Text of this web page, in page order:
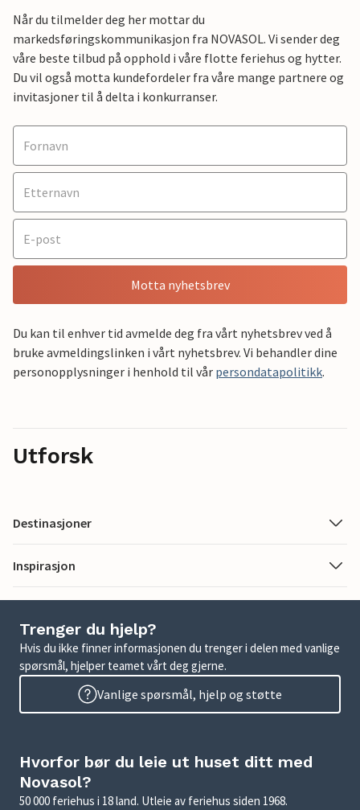
Når du tilmelder deg her mottar du
markedsføringskommunikasjon fra NOVASOL. Vi sender deg
våre beste tilbud på opphold i våre flotte feriehus og hytter.
Du vil også motta kundefordeler fra våre mange partnere og
invitasjoner til å delta i konkurranser.
Motta nyhetsbrev
Du kan til enhver tid avmelde deg fra vårt nyhetsbrev ved å
bruke avmeldingslinken i vårt nyhetsbrev. Vi behandler dine
personopplysninger i henhold til vår persondatapolitikk.
Utforsk
Destinasjoner
Inspirasjon
Trenger du hjelp?
Hvis du ikke finner informasjonen du trenger i delen med vanlige
spørsmål, hjelper teamet vårt deg gjerne.
Vanlige spørsmål, hjelp og støtte
Hvorfor bør du leie ut huset ditt med
Novasol?
50 000 feriehus i 18 land. Utleie av feriehus siden 1968.